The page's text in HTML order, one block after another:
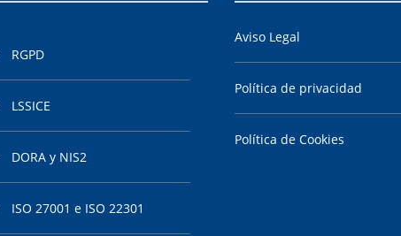
RGPD
LSSICE
DORA y NIS2
ISO 27001 e ISO 22301
Aviso Legal
Política de privacidad
Política de Cookies